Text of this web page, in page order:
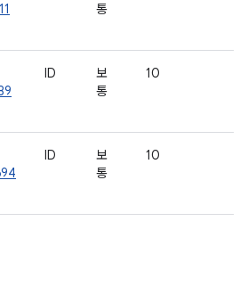
통
ID
보
통
10
ID
보
통
10